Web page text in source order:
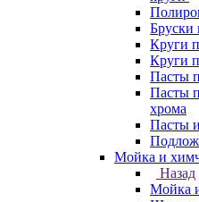
Бруски
Круги
Круги
Пасты
Пасты
хрома
Пасты
Мойка и
Назад
Мойка